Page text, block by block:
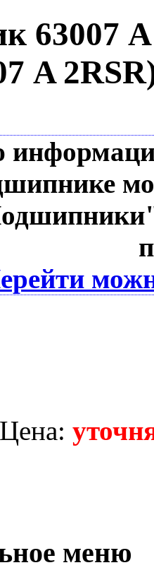
63007
A 2RSR
меню